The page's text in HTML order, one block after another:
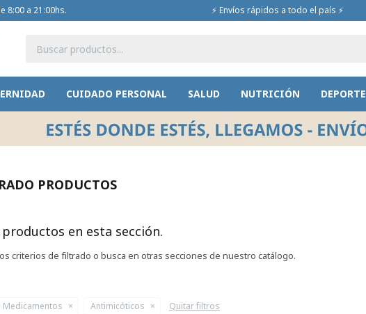
CUIDADO PERSONAL SALUD NUTRICIÓN DEPORTE
8:00 a 21:00hs. ⚡ Envíos rápidos a todo el país ⚡
PRODUCTOS
en esta sección.
criterios de filtrado o busca en otras secciones de nuestro catálogo.
Medicamentos Antimicóticos Quitar filtros